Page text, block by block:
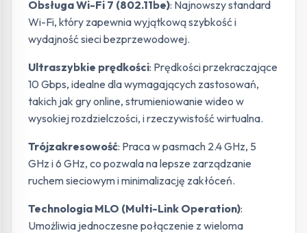
Obsługa Wi-Fi 7 (802.11be): Najnowszy standard
Wi-Fi, który zapewnia wyjątkową szybkość i
wydajność sieci bezprzewodowej.
Ultraszybkie prędkości: Prędkości przekraczające
10 Gbps, idealne dla wymagających zastosowań,
takich jak gry online, strumieniowanie wideo w
wysokiej rozdzielczości, i rzeczywistość wirtualna.
Trójzakresowość: Praca w pasmach 2.4 GHz, 5
GHz i 6 GHz, co pozwala na lepsze zarządzanie
ruchem sieciowym i minimalizację zakłóceń.
Technologia MLO (Multi-Link Operation):
Umożliwia jednoczesne połączenie z wieloma